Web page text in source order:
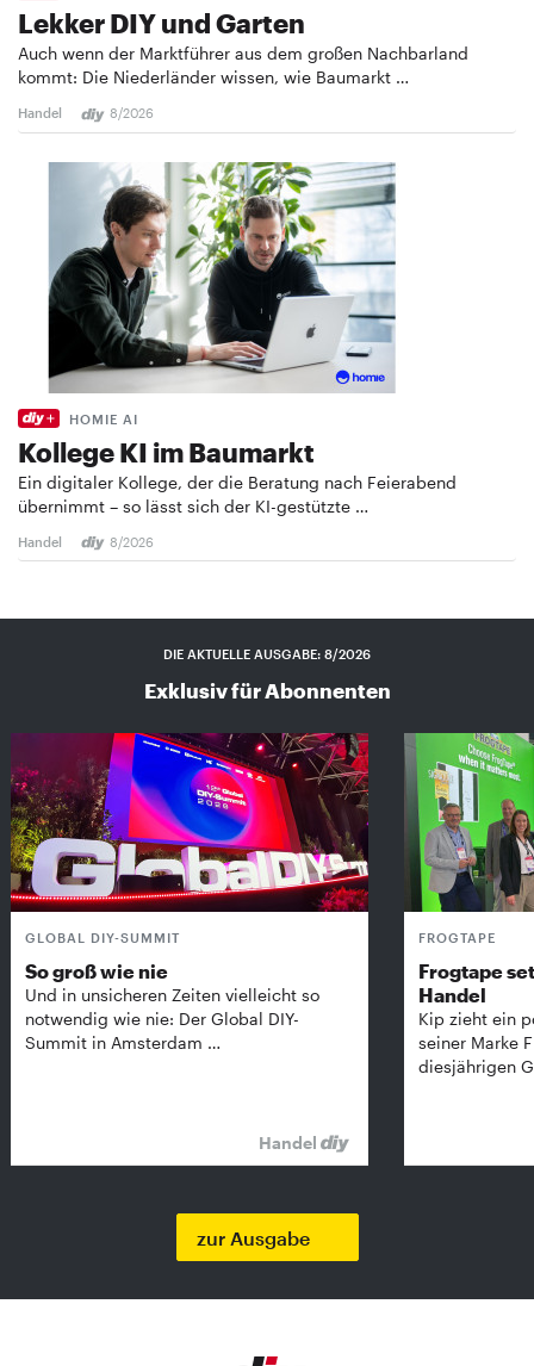
Lekker DIY und Garten
Auch wenn der Marktführer aus dem großen Nachbarland
kommt: Die Niederländer wissen, wie Baumarkt …
Handel 8/2026
HOMIE AI
Kollege KI im Baumarkt
Ein digitaler Kollege, der die Beratung nach Feierabend
übernimmt – so lässt sich der KI-gestützte …
Handel 8/2026
DIE AKTUELLE AUSGABE: 8/2026
Exklusiv für Abonnenten
GLOBAL DIY-SUMMIT
So groß wie nie
Und in unsicheren Zeiten vielleicht so
notwendig wie nie: Der Global DIY-
Summit in Amsterdam …
Handel
FROGTAPE
Frogtape
Handel
Kip zieht ein
seiner Marke
diesjährigen
zur Ausgabe